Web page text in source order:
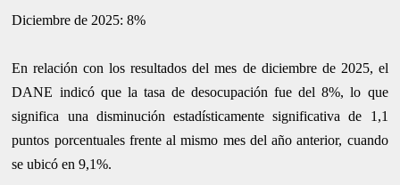
Diciembre de 2025: 8%
En relación con los resultados del mes de diciembre de 2025, el
DANE indicó que la tasa de desocupación fue del 8%, lo que
significa una disminución estadísticamente significativa de 1,1
puntos porcentuales frente al mismo mes del año anterior, cuando
se ubicó en 9,1%.